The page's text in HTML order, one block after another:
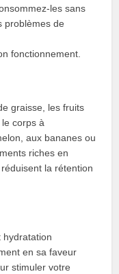
les sans
problèmes de
fonctionnement.
graisse, les fruits
corps à
aux bananes ou
riches en
la rétention
hydratation
en sa faveur
stimuler votre